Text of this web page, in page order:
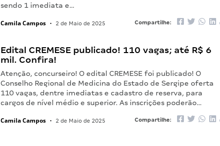
sendo 1 imediata e…
Camila Campos • 2 de Maio de 2025 Compartilhe:
Edital CREMESE publicado! 110 vagas; até R$ 6
mil. Confira!
Atenção, concurseiro! O edital CREMESE foi publicado! O
Conselho Regional de Medicina do Estado de Sergipe oferta
110 vagas, dentre imediatas e cadastro de reserva, para
cargos de nível médio e superior. As inscrições poderão…
Camila Campos • 2 de Maio de 2025 Compartilhe: